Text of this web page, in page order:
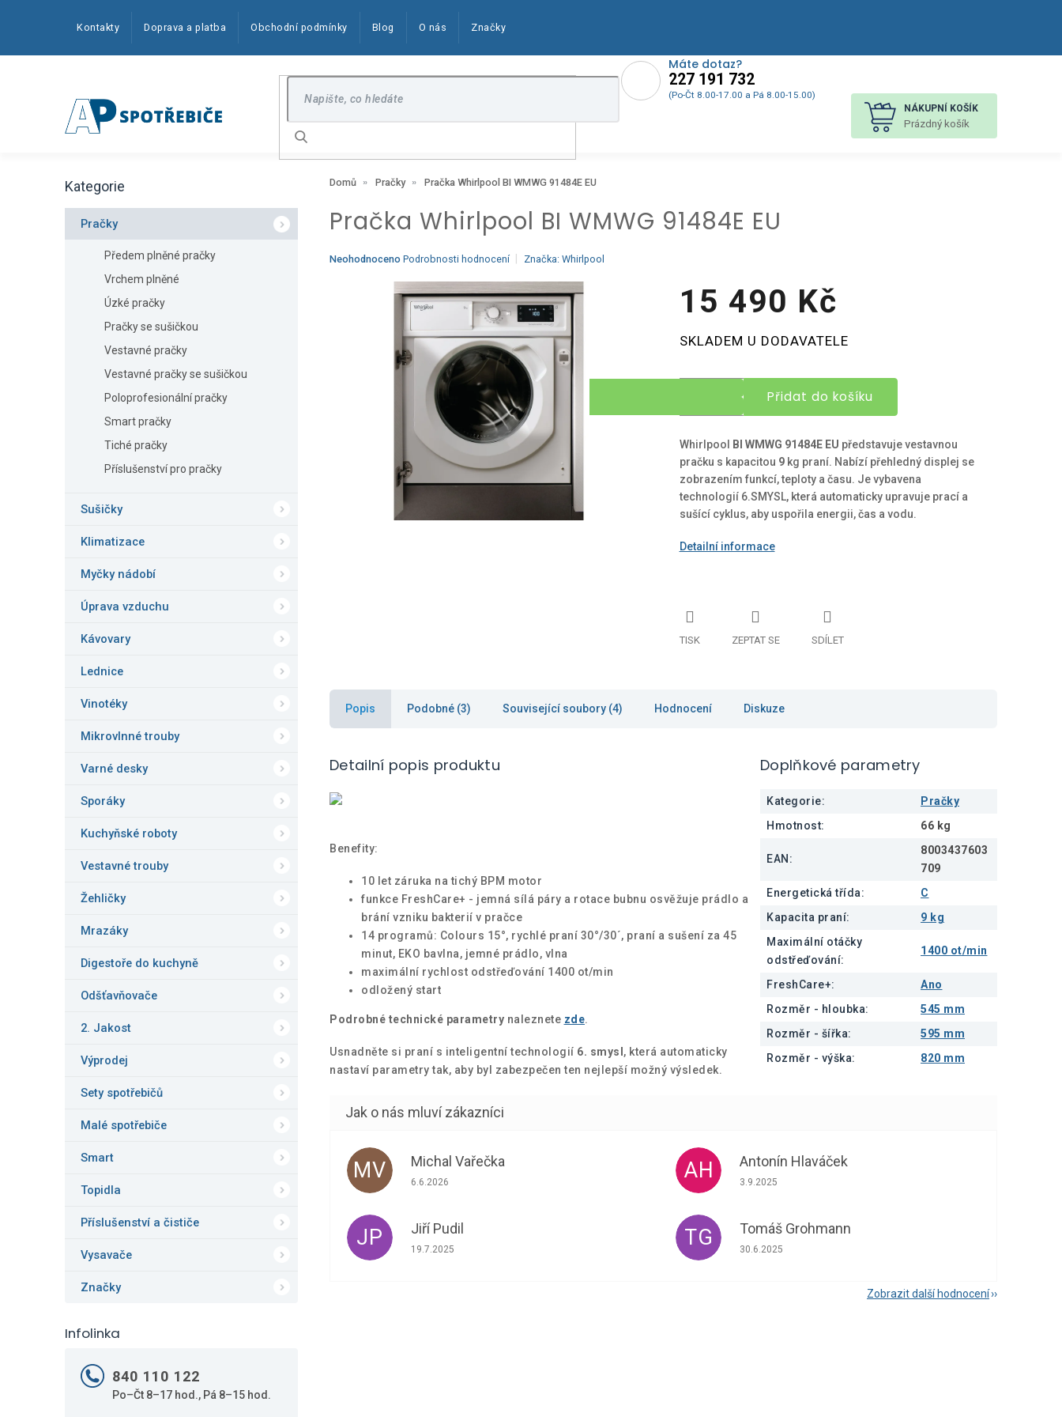
Máte dotaz?
227 191 732
(Po-Čt 8.00-17.00 a Pá 8.00-15.00)
Kontakty Doprava a platba Obchodní podmínky Blog O nás Značky
Hledat
NÁKUPNÍ KOŠÍK
Prázdný košík
o
s
Přeskočit
Kategorie
Pračky
Předem plněné pračky
Vrchem plněné
Úzké pračky
Pračky se sušičkou
Vestavné pračky
Vestavné pračky se sušičkou
Poloprofesionální pračky
Smart pračky
Tiché pračky
Příslušenství pro pračky
Sušičky
Klimatizace
Myčky nádobí
Úprava vzduchu
Kávovary
Lednice
Vinotéky
Mikrovlnné trouby
Varné desky
Sporáky
Kuchyňské roboty
Vestavné trouby
Žehličky
Mrazáky
Digestoře do kuchyně
Odšťavňovače
2. Jakost
Výprodej
Sety spotřebičů
Malé spotřebiče
Smart
Topidla
Příslušenství a čističe
Vysavače
Značky
Infolinka
840 110 122
Po–Čt 8–17 hod., Pá 8–15 hod.
Domů Pračky Pračka Whirlpool BI WMWG 91484E EU
Pračka Whirlpool BI WMWG 91484E EU
Průměrné
Neohodnoceno Podrobnosti hodnocení Značka: Whirlpool
15 490 Kč
cena:
SKLADEM U DODAVATELE
Přidat do košíku
Whirlpool BI WMWG 91484E EU představuje vestavnou
pračku s kapacitou 9 kg praní. Nabízí přehledný displej se
zobrazením funkcí, teploty a času. Je vybavena
technologií 6.SMYSL, která automaticky upravuje prací a
sušící cyklus, aby uspořila energii, čas a vodu.
Detailní informace
TISK ZEPTAT SE SDÍLET
Popis Podobné (3) Související soubory (4) Hodnocení Diskuze
Detailní popis produktu
Benefity:
10 let záruka na tichý BPM motor
funkce FreshCare+ - jemná sílá páry a rotace bubnu osvěžuje prádlo a
brání vzniku bakterií v pračce
14 programů: Colours 15°, rychlé praní 30°/30´, praní a sušení za 45
minut, EKO bavlna, jemné prádlo, vlna
maximální rychlost odstřeďování 1400 ot/min
odložený start
Podrobné technické parametry naleznete zde.
Usnadněte si praní s inteligentní technologií 6. smysl , která automaticky
nastaví parametry tak, aby byl zabezpečen ten nejlepší možný výsledek.
Doplňkové parametry
Kategorie:
Pračky
Hmotnost: 66 kg
EAN :
8003437603
709
Energetická třída:
C
Kapacita praní:
9 kg
Maximální otáčky
odstřeďování:
1400 ot/min
FreshCare+:
Ano
Rozměr - hloubka:
545 mm
Rozměr - šířka:
595 mm
Rozměr - výška: 820 mm
MV Michal Vařečka
Hodnocení obchodu je 5 z 5 hvězdiček.
6.6.2026 AH Antonín Hlaváček
Hodnocení obchodu je 5 z 5 hvězdiček.
3.9.2025
JP Jiří Pudil
Hodnocení obchodu je 5 z 5 hvězdiček.
19.7.2025 TG Tomáš Grohmann
Hodnocení obchodu je 5 z 5 hvězdiček.
30.6.2025
Zobrazit další hodnocení